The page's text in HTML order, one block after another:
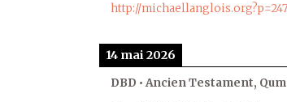
http://
14 mai 2026
DBD • Ancien Testament,